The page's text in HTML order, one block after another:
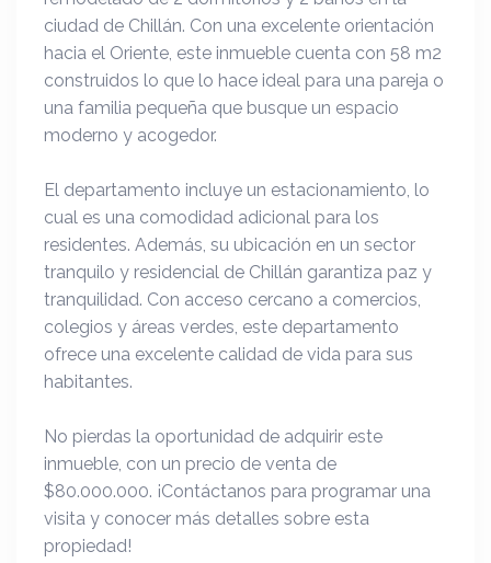
ciudad de Chillán. Con una excelente orientación
hacia el Oriente, este inmueble cuenta con 58 m2
construidos lo que lo hace ideal para una pareja o
una familia pequeña que busque un espacio
moderno y acogedor.
El departamento incluye un estacionamiento, lo
cual es una comodidad adicional para los
residentes. Además, su ubicación en un sector
tranquilo y residencial de Chillán garantiza paz y
tranquilidad. Con acceso cercano a comercios,
colegios y áreas verdes, este departamento
ofrece una excelente calidad de vida para sus
habitantes.
No pierdas la oportunidad de adquirir este
inmueble, con un precio de venta de
$80.000.000. ¡Contáctanos para programar una
visita y conocer más detalles sobre esta
propiedad!